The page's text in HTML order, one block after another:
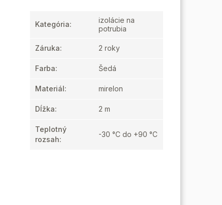
Kategória:
izolácie na
potrubia
Záruka: 2 roky
Farba: Šedá
Materiál: mirelon
Dĺžka: 2 m
Teplotný
rozsah:
-30 °C do +90 °C